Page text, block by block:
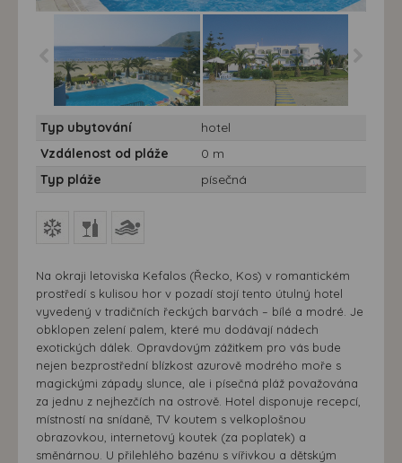
- Řecko, Kos, Hotel
Kordistos
- Řecko, Kos, Hotel
Kordistos
Typ ubytování
hotel
Vzdálenost od pláže
0 m
Typ pláže
písečná
Na okraji letoviska Kefalos (Řecko, Kos) v romantickém
prostředí s kulisou hor v pozadí stojí tento útulný hotel
vyvedený v tradičních řeckých barvách – bílé a modré. Je
obklopen zelení palem, které mu dodávají nádech
exotických dálek. Opravdovým zážitkem pro vás bude
nejen bezprostřední blízkost azurově modrého moře s
magickými západy slunce, ale i písečná pláž považována
za jednu z nejhezčích na ostrově. Hotel disponuje recepcí,
místností na snídaně, TV koutem s velkoplošnou
obrazovkou, internetový koutek (za poplatek) a
směnárnou. U přilehlého bazénu s vířivkou a dětským